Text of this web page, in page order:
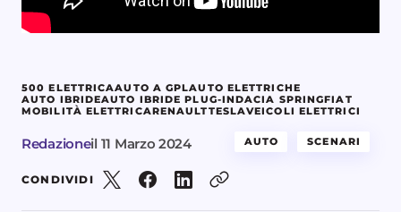
500 ELETTRICAAUTO A GPLAUTO ELETTRICHE
AUTO IBRIDEAUTO IBRIDE PLUG-INDACIA SPRINGFIAT
MOBILITÀ ELETTRICARENAULTTESLAVEICOLI ELETTRICI
Redazioneil 11 Marzo 2024 AUTO SCENARI
CONDIVIDI